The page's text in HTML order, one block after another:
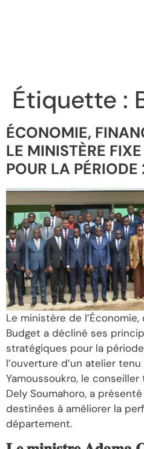
Étiquette :
ÉCONOMIE,
LE MINISTÈRE
POUR LA
Le ministère de
Budget a décliné ses
stratégiques pour la
l’ouverture d’un atelier
Yamoussoukro, le
Dely Soumahoro, a
destinées à améliorer la
département.